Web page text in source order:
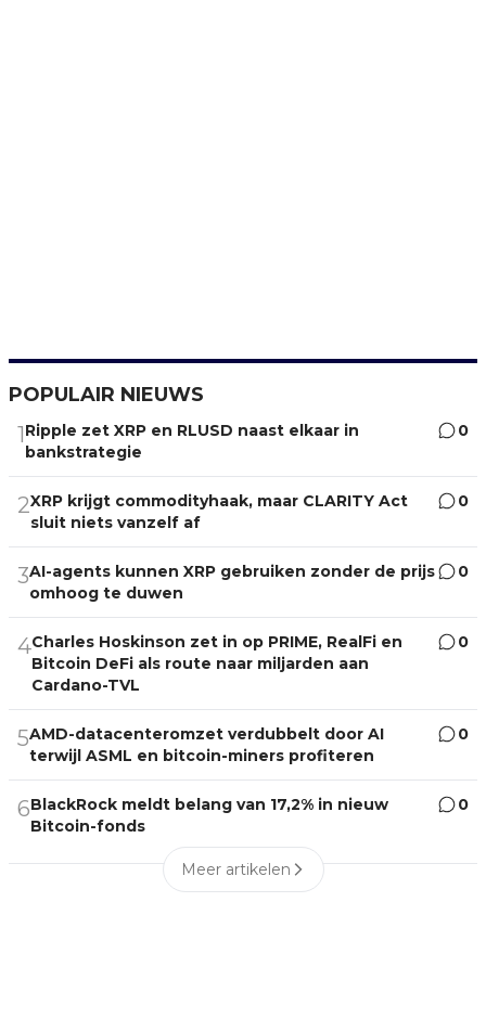
POPULAIR NIEUWS
1Ripple zet XRP en RLUSD naast elkaar in
bankstrategie
0
2XRP krijgt commodityhaak, maar CLARITY Act
sluit niets vanzelf af
0
3AI-agents kunnen XRP gebruiken zonder de prijs
omhoog te duwen
0
4Charles Hoskinson zet in op PRIME, RealFi en
Bitcoin DeFi als route naar miljarden aan
Cardano-TVL
0
5AMD-datacenteromzet verdubbelt door AI
terwijl ASML en bitcoin-miners profiteren
0
6BlackRock meldt belang van 17,2% in nieuw
Bitcoin-fonds
0
Meer artikelen